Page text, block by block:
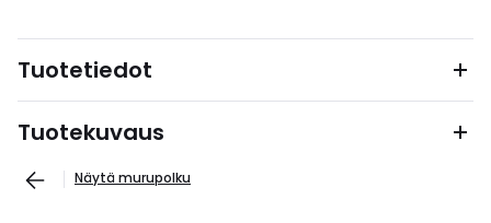
Tuotetiedot
Tuotekuvaus
Näytä murupolku